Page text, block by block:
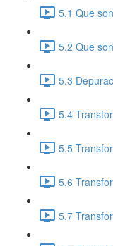
5.1 Que
5.2 Que
5.3
5.4
5.5
5.6
5.7